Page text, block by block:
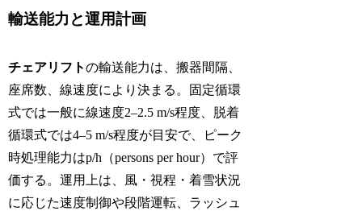
輸送能力と運用計画
チェアリフトの輸送能力は、搬器間隔、
座席数、線速度により決まる。固定循環
式では一般に線速度2–2.5 m/s程度、脱着
循環式では4–5 m/s程度が目安で、ピーク
時処理能力はp/h（persons per hour）で評
価する。運用上は、風・視程・着雪状況
に応じた速度制御や段階運転、ラッシュ